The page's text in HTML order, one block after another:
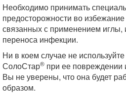
Необходимо принимать
предосторожности во
связанных с применением иглы,
переноса инфекции.
Ни в коем случае не
СолоСтар® при ее повреждении
Вы не уверены, что она будет
образом.